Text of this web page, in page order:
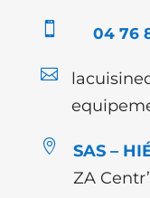
 04 76


SAS –
ZA